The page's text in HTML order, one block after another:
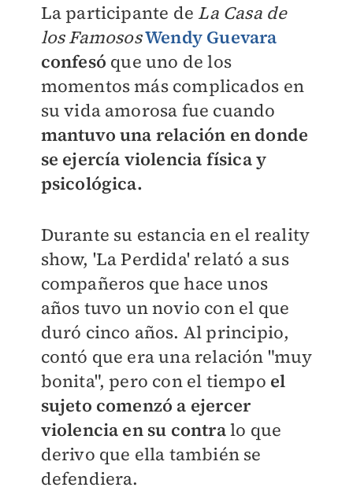
La participante de La Casa de
los FamososWendy Guevara
confesó que uno de los
momentos más complicados en
su vida amorosa fue cuando
mantuvo una relación en donde
se ejercía violencia física y
psicológica.
Durante su estancia en el reality
show, 'La Perdida' relató a sus
compañeros que hace unos
años tuvo un novio con el que
duró cinco años. Al principio,
contó que era una relación "muy
bonita", pero con el tiempo el
sujeto comenzó a ejercer
violencia en su contralo que
derivo que ella también se
defendiera.